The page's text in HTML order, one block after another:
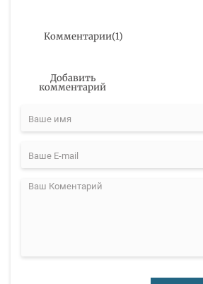
Комментарии(1)
Добавить
комментарий